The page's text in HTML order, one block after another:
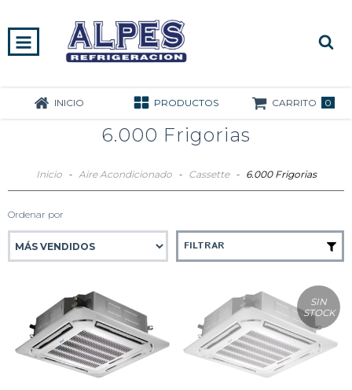
INICIO PRODUCTOS CARRITO 0
6.000 Frigorias
Inicio - Aire Acondicionado - Cassette - 6.000 Frigorias
Ordenar por
FILTRAR
SIN
STOCK